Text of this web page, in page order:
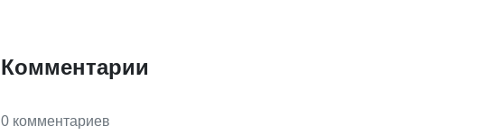
Комментарии
0 комментариев